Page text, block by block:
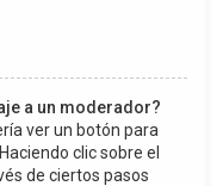
a un moderador?
ver un botón para
clic sobre el
de ciertos pasos